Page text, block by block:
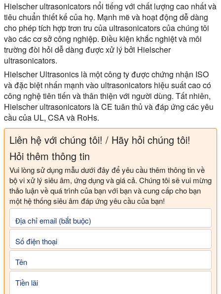
Hielscher ultrasonicators nổi tiếng với chất lượng cao nhất và
tiêu chuẩn thiết kế của họ. Mạnh mẽ và hoạt động dễ dàng
cho phép tích hợp trơn tru của ultrasonicators của chúng tôi
vào các cơ sở công nghiệp. Điều kiện khắc nghiệt và môi
trường đòi hỏi dễ dàng được xử lý bởi Hielscher
ultrasonicators.
Hielscher Ultrasonics là một công ty được chứng nhận ISO
và đặc biệt nhấn mạnh vào ultrasonicators hiệu suất cao có
công nghệ tiên tiến và thân thiện với người dùng. Tất nhiên,
Hielscher ultrasonicators là CE tuân thủ và đáp ứng các yêu
cầu của UL, CSA và RoHs.
Liên hệ với chúng tôi! / Hãy hỏi chúng tôi!
Hỏi thêm thông tin
Vui lòng sử dụng mẫu dưới đây để yêu cầu thêm thông tin về
bộ vi xử lý siêu âm, ứng dụng và giá cả. Chúng tôi sẽ vui mừng
thảo luận về quá trình của bạn với bạn và cung cấp cho bạn
một hệ thống siêu âm đáp ứng yêu cầu của bạn!
Địa chỉ email (bắt buộc)
Số điện thoại
Tên
Tiền lãi